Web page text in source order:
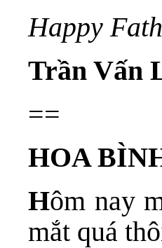
Happy
Trần Vấn
==
HOA
Hôm nay
mắt quá